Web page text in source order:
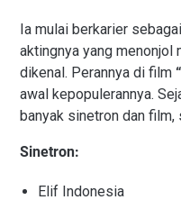
Ia mulai berkarier sebagai
aktingnya yang menonjol
dikenal. Perannya di film
awal kepopulerannya.
banyak sinetron dan film,
Sinetron:
Elif Indonesia